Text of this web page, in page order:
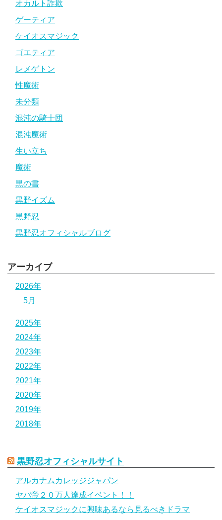
オカルト詐欺
ゲーティア
ケイオスマジック
ゴエティア
レメゲトン
性魔術
未分類
混沌の騎士団
混沌魔術
生い立ち
魔術
黒の書
黒野イズム
黒野忍
黒野忍オフィシャルブログ
アーカイブ
2026年
5月
2025年
2024年
2023年
2022年
2021年
2020年
2019年
2018年
黒野忍オフィシャルサイト
アルカナムカレッジジャパン
ヤバ帝２０万人達成イベント！！
ケイオスマジックに興味あるなら見るべきドラマ